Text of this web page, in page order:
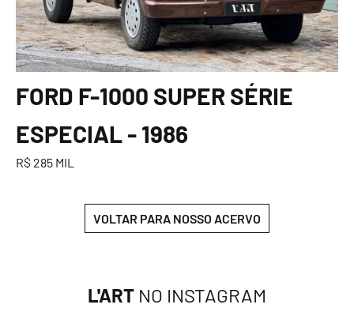
FORD F-1000 SUPER SÉRIE
ESPECIAL - 1986
R$ 285 MIL
VOLTAR PARA NOSSO ACERVO
L'ART NO INSTAGRAM